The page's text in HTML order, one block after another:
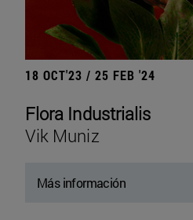
18 OCT'23 / 25 FEB '24
Flora Industrialis
Vik Muniz
Más información